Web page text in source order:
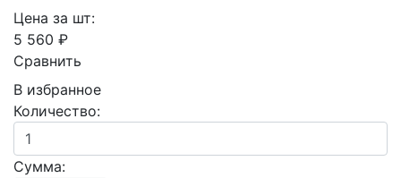
Цена за шт:
5 560 ₽
Сравнить
В избранное
Количество:
Сумма: